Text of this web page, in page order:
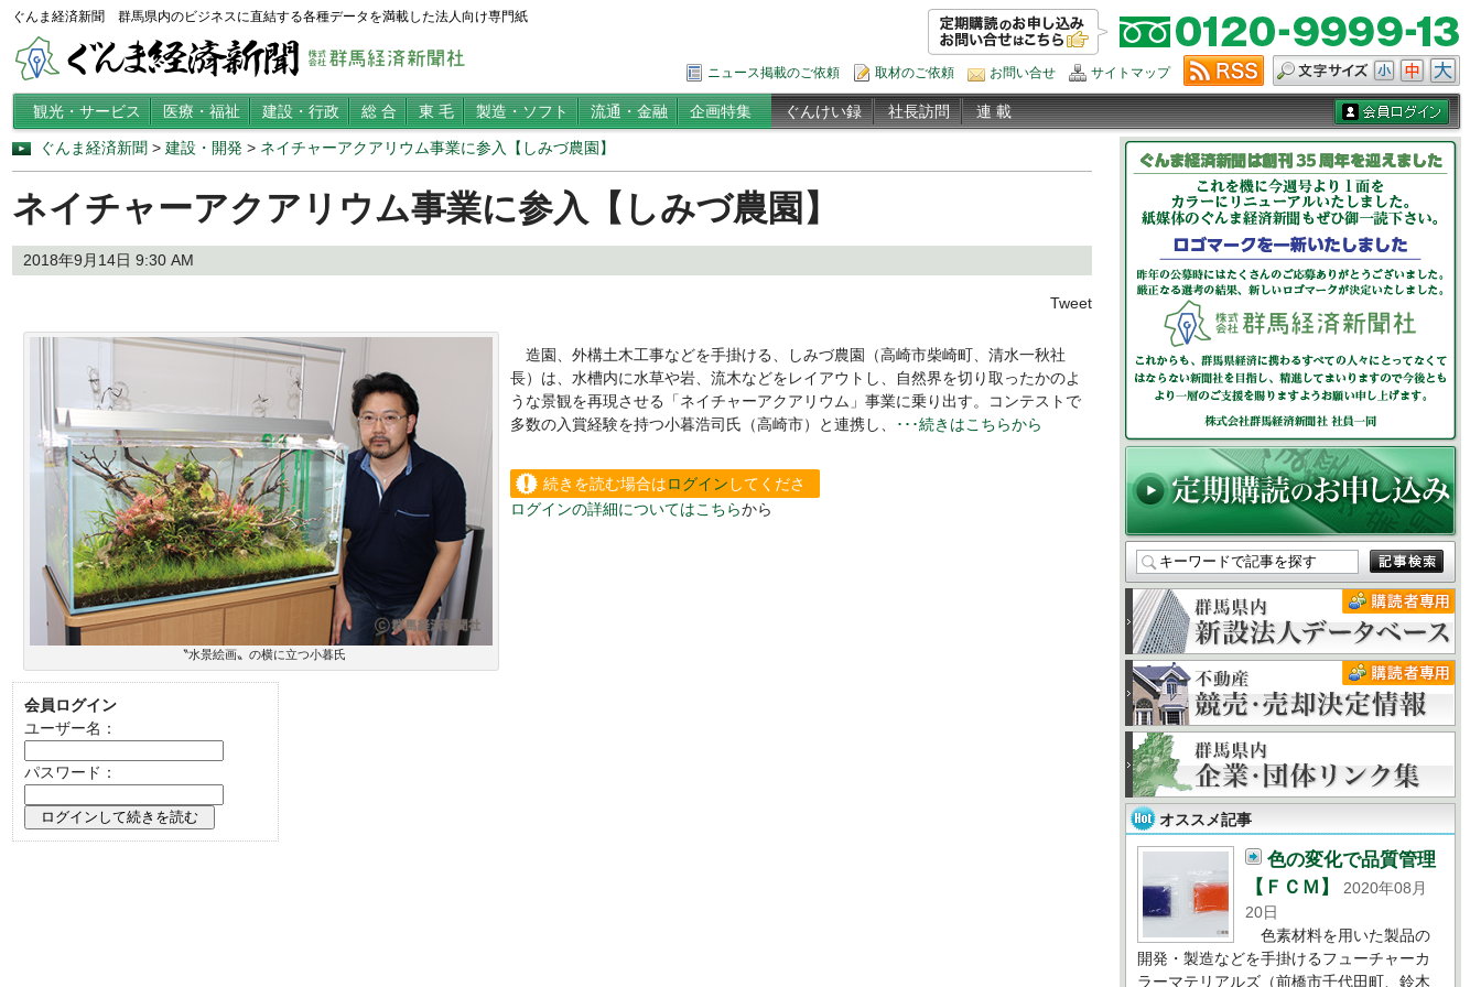
ぐんま経済新聞 群馬県内のビジネスに直結する各種データを満載した法人向け専門紙
ニュース掲載のご依頼 取材のご依頼 お問い合せ サイトマップ
観光・サービス 医療・福祉 建設・行政 総 合 東 毛 製造・ソフト 流通・金融 企画特集 ぐんけい録 社長訪問 連 載
ぐんま経済新聞 > 建設・開発 > ネイチャーアクアリウム事業に参入【しみづ農園】
ネイチャーアクアリウム事業に参入【しみづ農園】
2018年9月14日 9:30 AM
Tweet
〝水景絵画〟の横に立つ小暮氏
造園、外構土木工事などを手掛ける、しみづ農園（高崎市柴崎町、清水一秋社
長）は、水槽内に水草や岩、流木などをレイアウトし、自然界を切り取ったかのよ
うな景観を再現させる「ネイチャーアクアリウム」事業に乗り出す。コンテストで
多数の入賞経験を持つ小暮浩司氏（高崎市）と連携し、
･･･続きはこちらから
続きを読む場合はログイン してくださ
い。
ログインの詳細についてはこちらから
会員ログイン
ユーザー名：
パスワード：
オススメ記事
色の変化で品質管理
【ＦＣＭ】
2020年08月
20日
色素材料を用いた製品の
開発・製造などを手掛けるフューチャーカ
ラーマテリアルズ（前橋市千代田町、鈴木